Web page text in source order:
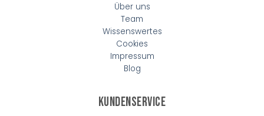
Über uns
Team
Wissenswertes
Cookies
Impressum
Blog
Kundenservice